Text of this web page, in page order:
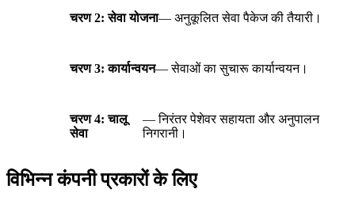
चरण 2: सेवा योजना— अनुकूलित सेवा पैकेज की तैयारी।
चरण 3: कार्यान्वयन— सेवाओं का सुचारू कार्यान्वयन।
चरण 4: चालू
सेवा
— निरंतर पेशेवर सहायता और अनुपालन
निगरानी।
विभिन्न कंपनी प्रकारों के लिए